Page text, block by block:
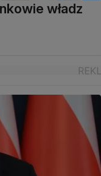
władz